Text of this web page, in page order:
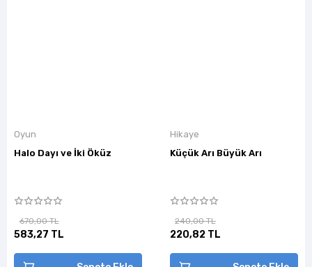
Oyun
Halo Dayı ve İki Öküz
670,00 TL
583,27 TL
Hikaye
Küçük Arı Büyük Arı
240,00 TL
220,82 TL